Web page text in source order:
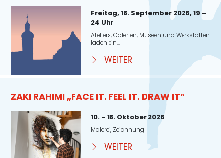
Freitag, 18. September 2026, 19 –
24 Uhr
Ateliers, Galerien, Museen und Werkstätten
laden ein...
WEITER
ZAKI RAHIMI „FACE IT. FEEL IT. DRAW IT“
10. – 18. Oktober 2026
Malerei, Zeichnung
WEITER